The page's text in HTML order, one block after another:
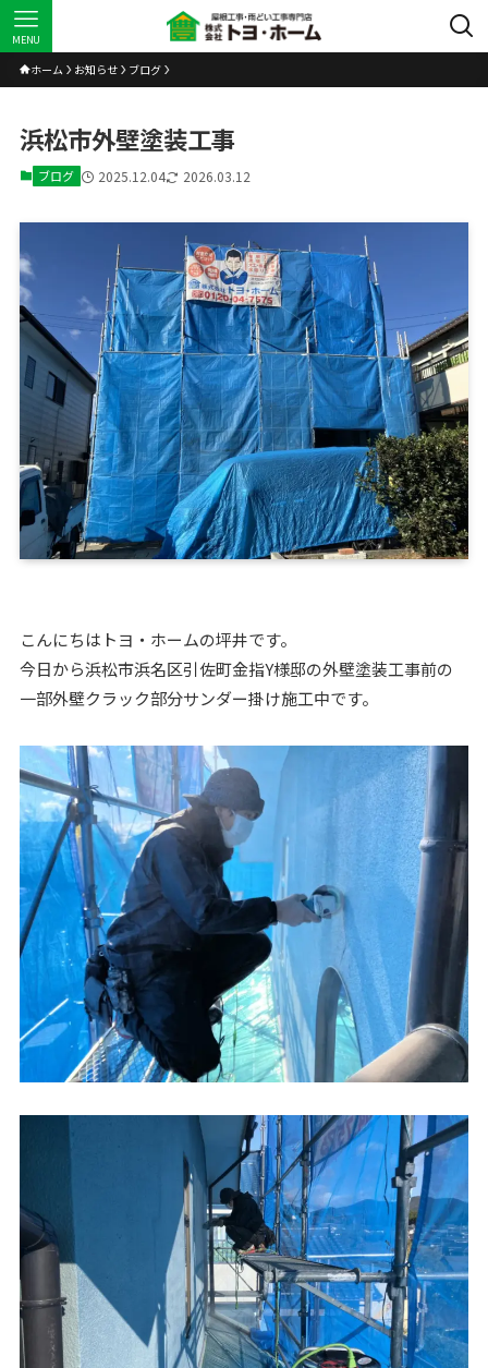
MENU
ホーム お知らせ ブログ
浜松市外壁塗装工事
ブログ 2025.12.04 2026.03.12
こんにちはトヨ・ホームの坪井です。
今日から浜松市浜名区引佐町金指Y様邸の外壁塗装工事前の
一部外壁クラック部分サンダー掛け施工中です。